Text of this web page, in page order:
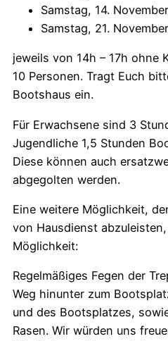
Samstag, 14.
Samstag, 21.
jeweils von 14h – 17h ohne
10 Personen. Tragt Euch
Bootshaus ein.
Für Erwachsene sind 3
Jugendliche 1,5 Stunden
Diese können auch
abgegolten werden.
Eine weitere Möglichkeit,
von Hausdienst
Möglichkeit:
Regelmäßiges Fegen der
Weg hinunter zum
und des Bootsplatzes,
Rasen. Wir würden uns